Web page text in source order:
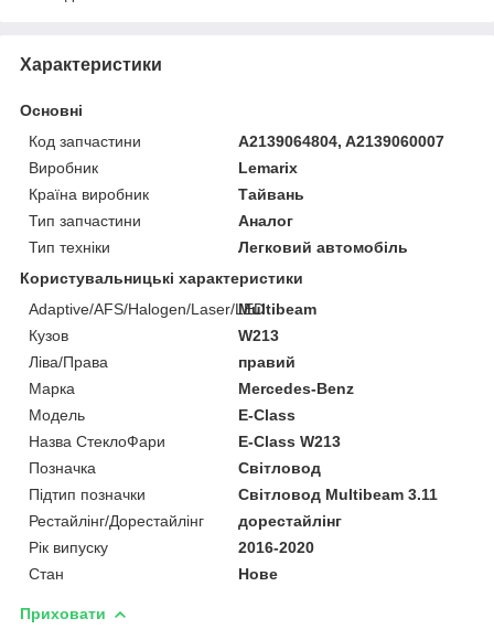
Характеристики
Основні
Код запчастини
A2139064804, A2139060007
Виробник
Lemarix
Країна виробник
Тайвань
Тип запчастини
Аналог
Тип техніки
Легковий автомобіль
Користувальницькі характеристики
Adaptive/AFS/Halogen/Laser/LEDMultibeam
Кузов
W213
Ліва/Права
правий
Марка
Mercedes-Benz
Мoдель
E-Class
Назва СтеклоФари
E-Class W213
Позначка
Світловод
Підтип позначки
Світловод Multibeam 3.11
Рестайлінг/Дорестайлінг
дорестайлінг
Рік випуску
2016-2020
Стан
Нове
Приховати